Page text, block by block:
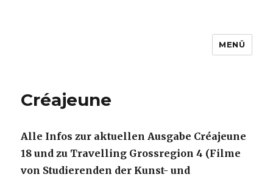
MENÜ
Créajeune
Alle Infos zur aktuellen Ausgabe Créajeune
18 und zu Travelling Grossregion 4 (Filme
von Studierenden der Kunst- und